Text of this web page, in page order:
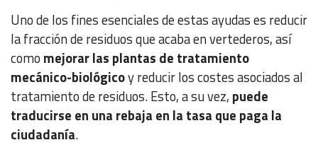
Uno de los fines esenciales de estas ayudas es reducir
la fracción de residuos que acaba en vertederos, así
como mejorar las plantas de tratamiento
mecánico-biológicoy reducir los costes asociados al
tratamiento de residuos. Esto, a su vez, puede
traducirse en una rebaja en la tasa que paga la
ciudadanía.